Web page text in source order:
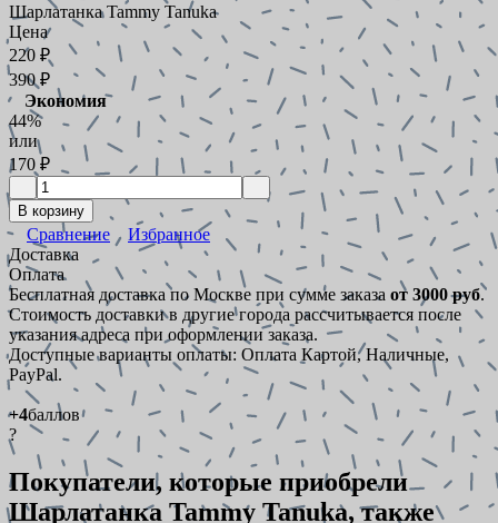
Шарлатанка Tammy Tanuka
Цена
220 ₽
390₽
Экономия
44%
или
170 ₽
В корзину
Сравнение
Избранное
Доставка
Оплата
Бесплатная доставка по Москве при сумме заказа от 3000 руб.
Стоимость доставки в другие города рассчитывается после
указания адреса при оформлении заказа.
Доступные варианты оплаты: Оплата Картой, Наличные,
PayPal.
+4баллов
?
Покупатели, которые приобрели
Шарлатанка Tammy Tanuka, также